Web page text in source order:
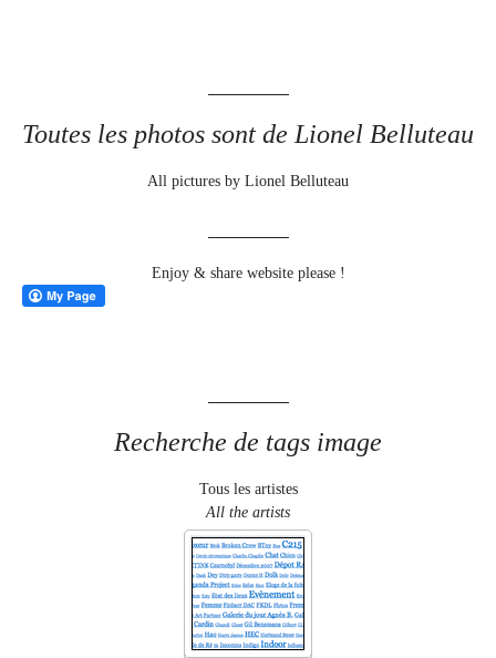
Toutes les photos sont de Lionel Belluteau
All pictures by Lionel Belluteau
Enjoy & share website please !
Recherche de tags image
Tous les artistes
All the artists